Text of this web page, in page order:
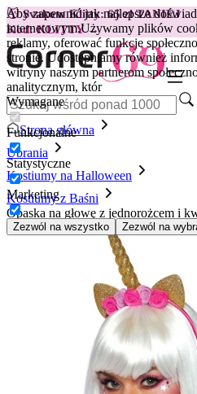
Aby zapewnić jak najlepsze
internetowym.Używamy plików
reklamy, oferować funkcje
stronie. Udostępniamy również
witryny naszym partnerom
analitycznym, któr
Wymagane
Funkcjonalne
Statystyczne
Marketing
Zezwól na wszystko Zezwól na
😽Svakom Klitty: 65 zł TANIEJ
Kod: KLITTY →
Strona główna
Ubrania
Kostiumy na Halloween
Kostiumy z Baśni
Opaska na głowę z jednorożcem i